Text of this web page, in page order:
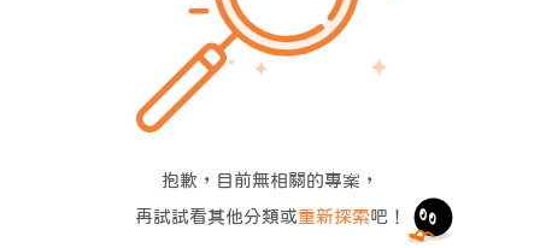
抱歉，目前無相關的專案，
再試試看其他分類或重新探索吧！